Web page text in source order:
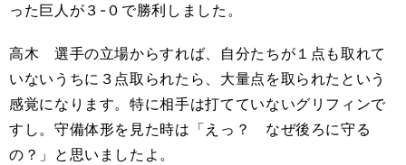
った巨人が３-０で勝利しました。
高木 選手の立場からすれば、自分たちが１点も取れて
いないうちに３点取られたら、大量点を取られたという
感覚になります。特に相手は打てていないグリフィンで
すし。守備体形を見た時は「えっ？ なぜ後ろに守る
の？」と思いましたよ。